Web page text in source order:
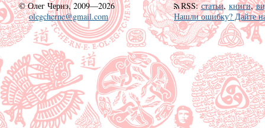
©Олег Чернэ, 2009—2026
olegcherne@gmail.com
RSS:статьи, книги,
Нашли ошибку? Дайте